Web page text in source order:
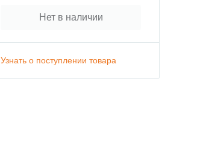
Нет в наличии
Узнать о поступлении товара